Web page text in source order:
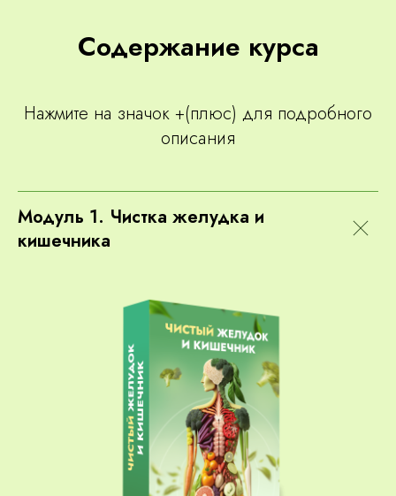
Содержание курса
Нажмите на значок +(плюс) для подробного
описания
Модуль 1. Чистка желудка и
кишечника